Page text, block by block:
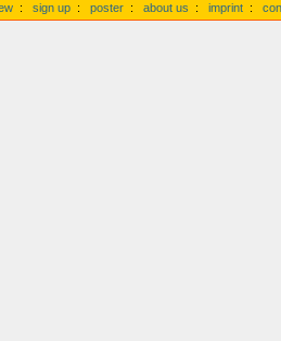
: sign up : poster : about us : imprint :